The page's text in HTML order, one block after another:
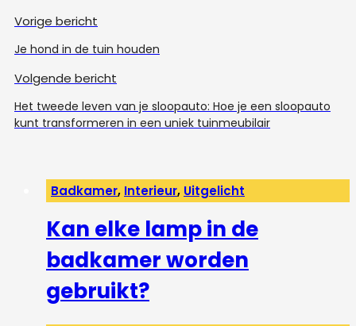
Vorige bericht
Je hond in de tuin houden
Volgende bericht
Het tweede leven van je sloopauto: Hoe je een sloopauto
kunt transformeren in een uniek tuinmeubilair
Badkamer, Interieur, Uitgelicht
Kan elke lamp in de
badkamer worden
gebruikt?